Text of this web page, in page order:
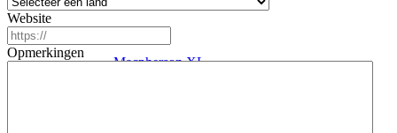
Macpherson XL
Website
Opmerkingen